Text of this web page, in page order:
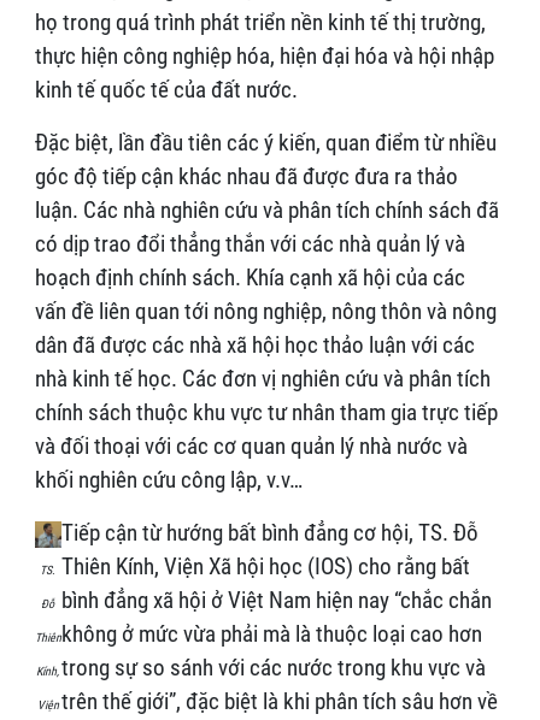
họ trong quá trình phát triển nền kinh tế thị trường,
thực hiện công nghiệp hóa, hiện đại hóa và hội nhập
kinh tế quốc tế của đất nước.
Đặc biệt, lần đầu tiên các ý kiến, quan điểm từ nhiều
góc độ tiếp cận khác nhau đã được đưa ra thảo
luận. Các nhà nghiên cứu và phân tích chính sách đã
có dịp trao đổi thẳng thắn với các nhà quản lý và
hoạch định chính sách. Khía cạnh xã hội của các
vấn đề liên quan tới nông nghiệp, nông thôn và nông
dân đã được các nhà xã hội học thảo luận với các
nhà kinh tế học. Các đơn vị nghiên cứu và phân tích
chính sách thuộc khu vực tư nhân tham gia trực tiếp
và đối thoại với các cơ quan quản lý nhà nước và
khối nghiên cứu công lập, v.v…
TS.
Đỗ
Thiên
Kính,
Viện
Tiếp cận từ hướng bất bình đẳng cơ hội, TS. Đỗ
Thiên Kính, Viện Xã hội học (IOS) cho rằng bất
bình đẳng xã hội ở Việt Nam hiện nay “chắc chắn
không ở mức vừa phải mà là thuộc loại cao hơn
trong sự so sánh với các nước trong khu vực và
trên thế giới”, đặc biệt là khi phân tích sâu hơn về